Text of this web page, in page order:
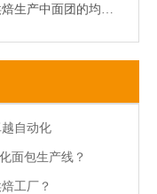
欧美佳螺旋式搅拌机如何提升工业烘焙生产中面团的均匀度与稳定性？
自动化
面包生产线？
工厂？